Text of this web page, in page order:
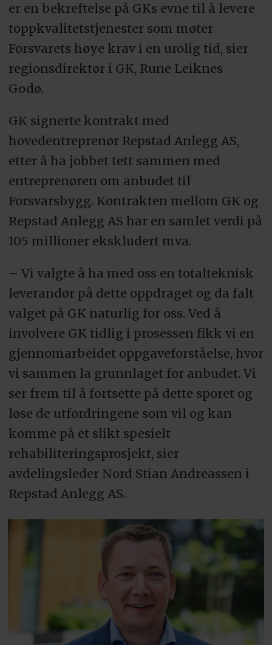
er en bekreftelse på GKs evne til å levere
toppkvalitetstjenester som møter
Forsvarets høye krav i en urolig tid, sier
regionsdirektør i GK, Rune Leiknes
Godø.
GK signerte kontrakt med
hovedentreprenør Repstad Anlegg AS,
etter å ha jobbet tett sammen med
entreprenøren om anbudet til
Forsvarsbygg. Kontrakten mellom GK og
Repstad Anlegg AS har en samlet verdi på
105 millioner ekskludert mva.
– Vi valgte å ha med oss en totalteknisk
leverandør på dette oppdraget og da falt
valget på GK naturlig for oss. Ved å
involvere GK tidlig i prosessen fikk vi en
gjennomarbeidet oppgaveforståelse, hvor
vi sammen la grunnlaget for anbudet. Vi
ser frem til å fortsette på dette sporet og
løse de utfordringene som vil og kan
komme på et slikt spesielt
rehabiliteringsprosjekt, sier
avdelingsleder Nord Stian Andreassen i
Repstad Anlegg AS.